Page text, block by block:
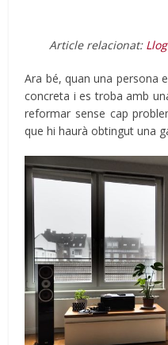
Article relacionat:
Ara bé, quan una persona
concreta i es troba amb
reformar sense cap
que hi haurà obtingut una